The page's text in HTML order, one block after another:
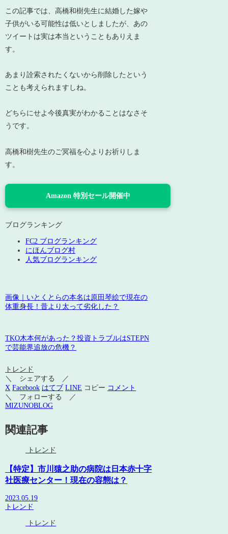
この記事では、高橋和樹先生に結婚した嫁や
子供がいる可能性は低いとしましたが、あの
ツイートは実は本当ということもありえま
す。
あまり詮索されたくないから削除したという
ことも考えられますしね。
どちらにせよ今後真実がわかることはなさそ
うです。
高橋和樹先生のご冥福を心よりお祈りしま
す。
Amazon 特別セール開催中
ブログランキング
FC2 ブログランキング
にほんブログ村
人気ブログランキング
画像｜いとくとらの本名は原田琴絵で現在の
体重身長！昔より太って劣化した？
TKO木本何があった？投資トラブルはSTEPN
で芸能界追放の危機？
トレンド
＼ シェアする ／
X Facebook はてブ LINE コピー コメント
＼ フォローする ／
MIZUNOBLOG
関連記事
トレンド
【特定】市川猿之助の病院は日本赤十字
社医療センター！現在の容態は？
2023.05.19
トレンド
トレンド